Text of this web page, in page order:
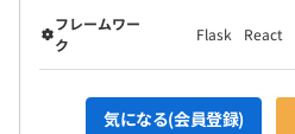
フレームワー
ク
Flask React
気になる(会員登録)